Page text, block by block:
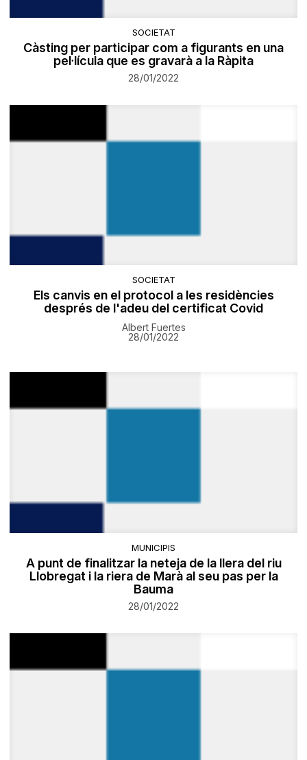
SOCIETAT
Càsting per participar com a figurants en una
pel·lícula que es gravarà a la Ràpita
28/01/2022
SOCIETAT
Els canvis en el protocol a les residències
després de l'adeu del certificat Covid
Albert Fuertes
28/01/2022
MUNICIPIS
A punt de finalitzar la neteja de la llera del riu
Llobregat i la riera de Marà al seu pas per la
Bauma
28/01/2022